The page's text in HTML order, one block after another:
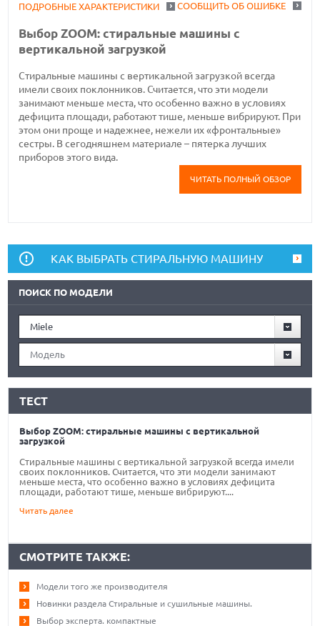
СООБЩИТЬ ОБ ОШИБКЕ
ПОДРОБНЫЕ ХАРАКТЕРИСТИКИ
Выбор ZOOM: стиральные машины с
вертикальной загрузкой
Стиральные машины с вертикальной загрузкой всегда
имели своих поклонников. Считается, что эти модели
занимают меньше места, что особенно важно в условиях
дефицита площади, работают тише, меньше вибрируют. При
этом они проще и надежнее, нежели их «фронтальные»
сестры. В сегодняшнем материале – пятерка лучших
приборов этого вида.
ЧИТАТЬ ПОЛНЫЙ ОБЗОР
КАК ВЫБРАТЬ СТИРАЛЬНУЮ МАШИНУ
ПОИСК ПО МОДЕЛИ
Miele
Модель
ТЕСТ
Выбор ZOOM: стиральные машины с вертикальной
загрузкой
Стиральные машины с вертикальной загрузкой всегда имели
своих поклонников. Считается, что эти модели занимают
меньше места, что особенно важно в условиях дефицита
площади, работают тише, меньше вибрируют....
Читать далее
СМОТРИТЕ ТАКЖЕ:
Модели того же производителя
Новинки раздела Стиральные и сушильные машины.
Выбор эксперта. компактные